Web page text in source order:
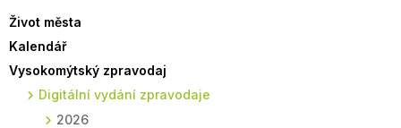
Život města
Kalendář
Vysokomýtský zpravodaj
Digitální vydání zpravodaje
2026